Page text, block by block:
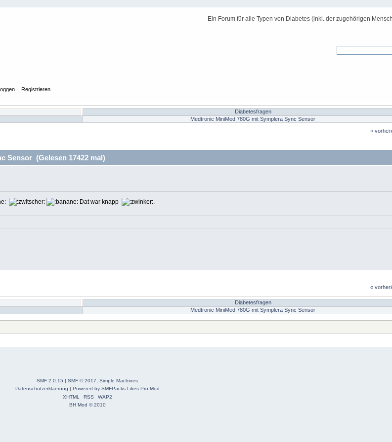
Ein Forum für alle Typen von Diabetes (inkl. der zugehörigen
Registrieren
Diabetesfragen
Medtronic MiniMed 780G mit Symplera Sync Sensor
«
Sensor (Gelesen 17422 mal)
Dat war knapp .
«
Diabetesfragen
Medtronic MiniMed 780G mit Symplera Sync Sensor
SMF 2.0.15 | SMF © 2017
Simple Machines
Datenschutzerklaerung | Powered by SMFPacks Likes Pro Mod
XHTML
RSS
WAP2
BH Mod © 2010